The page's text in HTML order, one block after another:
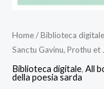
Home/Biblioteca digitale
Sanctu Gavinu, Prothu et
Biblioteca digitale, All
della poesia sarda